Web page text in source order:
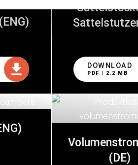
DOWNLOAD
PDF | 2.2 MB
(DE)